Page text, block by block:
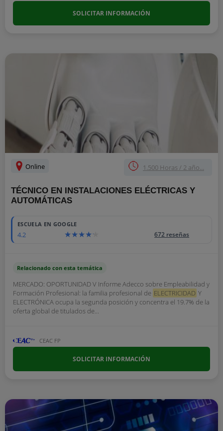
SOLICITAR INFORMACIÓN
Online 1.500 Horas / 2 año...
TÉCNICO EN INSTALACIONES ELÉCTRICAS Y
AUTOMÁTICAS
ESCUELA EN GOOGLE
4.2 672 reseñas
Relacionado con esta temática
MERCADO: OPORTUNIDAD V Informe Adecco sobre Empleabilidad y
Formación Profesional: la familia profesional de ELECTRICIDAD Y
ELECTRÓNICA ocupa la segunda posición y concentra el 19.7% de la
oferta global de titulados de...
CEAC FP
SOLICITAR INFORMACIÓN